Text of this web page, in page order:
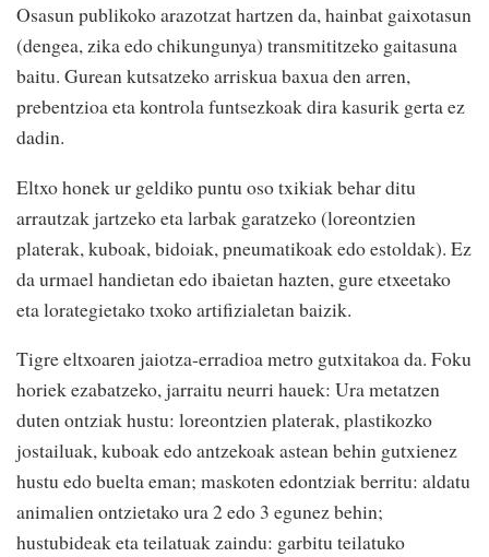
Osasun publikoko arazotzat hartzen da, hainbat gaixotasun
(dengea, zika edo chikungunya) transmititzeko gaitasuna
baitu. Gurean kutsatzeko arriskua baxua den arren,
prebentzioa eta kontrola funtsezkoak dira kasurik gerta ez
dadin.
Eltxo honek ur geldiko puntu oso txikiak behar ditu
arrautzak jartzeko eta larbak garatzeko (loreontzien
platerak, kuboak, bidoiak, pneumatikoak edo estoldak). Ez
da urmael handietan edo ibaietan hazten, gure etxeetako
eta lorategietako txoko artifizialetan baizik.
Tigre eltxoaren jaiotza-erradioa metro gutxitakoa da. Foku
horiek ezabatzeko, jarraitu neurri hauek: Ura metatzen
duten ontziak hustu: loreontzien platerak, plastikozko
jostailuak, kuboak edo antzekoak astean behin gutxienez
hustu edo buelta eman; maskoten edontziak berritu: aldatu
animalien ontzietako ura 2 edo 3 egunez behin;
hustubideak eta teilatuak zaindu: garbitu teilatuko